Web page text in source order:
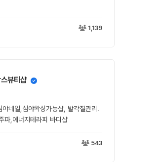
1,139
뷰티샵
네일,심야왁싱가능샵, 발각질관리.
파,에너지테라피 바디샵
543